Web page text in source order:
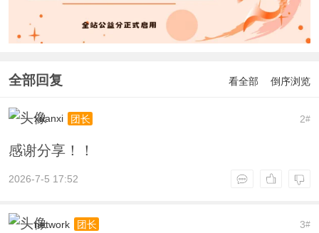
全部回复 看全部 倒序浏览
2#
xuanxi 团长
感谢分享！！
2026-7-5 17:52
3#
network 团长